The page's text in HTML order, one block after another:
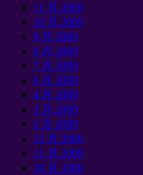
11 月 2009
10 月 2009
9 月 2009
8 月 2009
7 月 2009
6 月 2009
4 月 2009
3 月 2009
2 月 2009
12 月 2008
11 月 2008
10 月 2008